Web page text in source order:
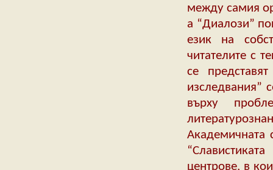
между самия
а “Диалози”
език на
читателите с
се
изследвания”
върху
Академичната
центрове, в